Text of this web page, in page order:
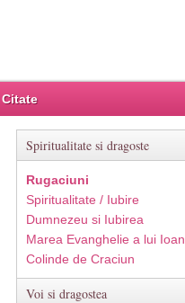
Citate
Spiritualitate si dragoste
Rugaciuni
Spiritualitate / Iubire
Dumnezeu si Iubirea
Marea Evanghelie a lui Ioan
Colinde de Craciun
Voi si dragostea